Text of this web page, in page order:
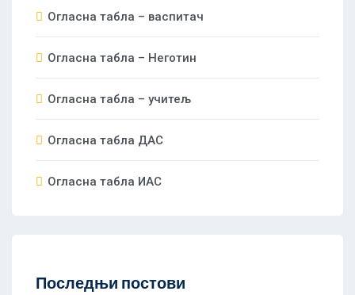
Огласна табла – васпитач
Огласна табла – Неготин
Огласна табла – учитељ
Огласна табла ДАС
Огласна табла ИАС
Последњи постови